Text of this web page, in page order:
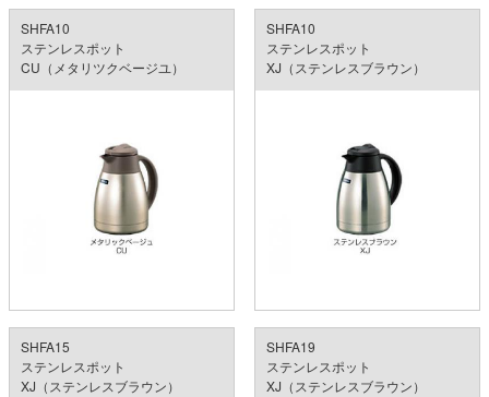
SHFA10
ステンレスポット
CU（メタリツクベージユ）
SHFA10
ステンレスポット
XJ（ステンレスブラウン）
SHFA15
ステンレスポット
XJ（ステンレスブラウン）
SHFA19
ステンレスポット
XJ（ステンレスブラウン）